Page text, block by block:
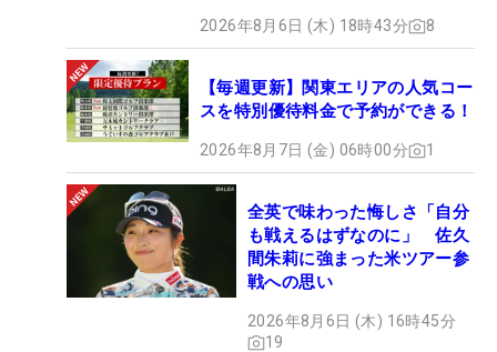
2026年8月6日 (木) 18時43分 8
【毎週更新】関東エリアの人気コー
スを特別優待料金で予約ができる！
2026年8月7日 (金) 06時00分 1
全英で味わった悔しさ「自分
も戦えるはずなのに」 佐久
間朱莉に強まった米ツアー参
戦への思い
2026年8月6日 (木) 16時45分
19